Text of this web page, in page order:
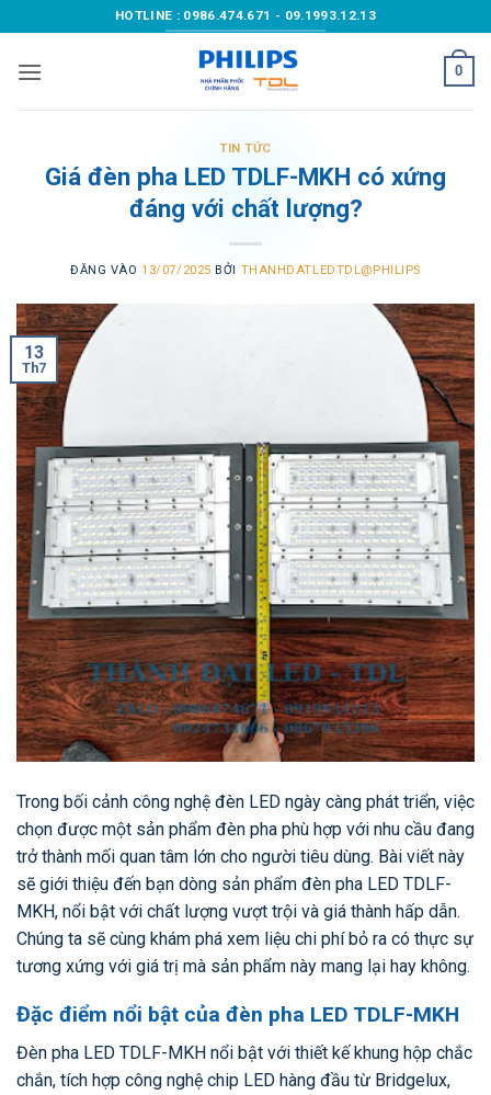
qua
nội
HOTLINE : 0986.474.671 - 09.1993.12.13
0
TIN TỨC
Giá đèn pha LED TDLF-MKH có xứng
đáng với chất lượng?
ĐĂNG VÀO13/07/2025 BỞI THANHDATLEDTDL@PHILIPS
13
Th7
Trong bối cảnh công nghệ đèn LED ngày càng phát triển, việc
chọn được một sản phẩm đèn pha phù hợp với nhu cầu đang
trở thành mối quan tâm lớn cho người tiêu dùng. Bài viết này
sẽ giới thiệu đến bạn dòng sản phẩm đèn pha LED TDLF-
MKH, nổi bật với chất lượng vượt trội và giá thành hấp dẫn.
Chúng ta sẽ cùng khám phá xem liệu chi phí bỏ ra có thực sự
tương xứng với giá trị mà sản phẩm này mang lại hay không.
Đặc điểm nổi bật của đèn pha LED TDLF-MKH
Đèn pha LED TDLF-MKH nổi bật với thiết kế khung hộp chắc
chắn, tích hợp công nghệ chip LED hàng đầu từ Bridgelux,